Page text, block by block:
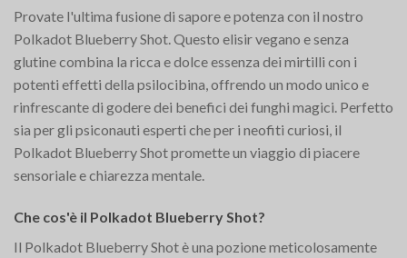
Provate l'ultima fusione di sapore e potenza con il nostro
Polkadot Blueberry Shot. Questo elisir vegano e senza
glutine combina la ricca e dolce essenza dei mirtilli con i
potenti effetti della psilocibina, offrendo un modo unico e
rinfrescante di godere dei benefici dei funghi magici. Perfetto
sia per gli psiconauti esperti che per i neofiti curiosi, il
Polkadot Blueberry Shot promette un viaggio di piacere
sensoriale e chiarezza mentale.
Che cos'è il Polkadot Blueberry Shot?
Il Polkadot Blueberry Shot è una pozione meticolosamente